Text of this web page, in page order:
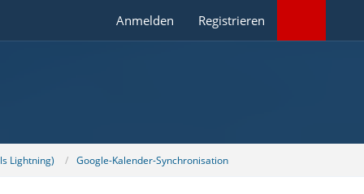
Anmelden Registrieren
Lightning) Google-Kalender-Synchronisation